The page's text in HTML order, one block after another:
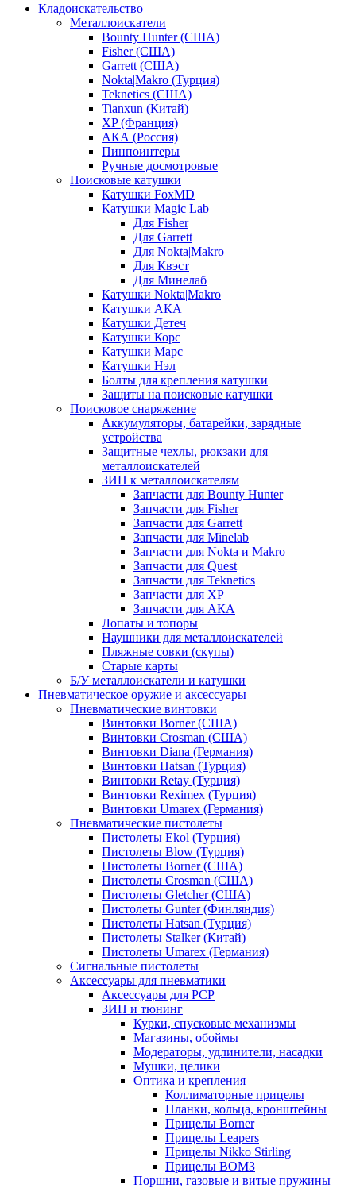
Кладоискательство
Металлоискатели
Bounty Hunter (США)
Fisher (США)
Garrett (США)
Nokta|Makro (Турция)
Teknetics (США)
Tianxun (Китай)
XP (Франция)
АКА (Россия)
Пинпоинтеры
Ручные досмотровые
Поисковые катушки
Катушки FoxMD
Катушки Magic Lab
Для Fisher
Для Garrett
Для Nokta|Makro
Для Квэст
Для Минелаб
Катушки Nokta|Makro
Катушки АКА
Катушки Детеч
Катушки Корс
Катушки Марс
Катушки Нэл
Болты для крепления катушки
Защиты на поисковые катушки
Поисковое снаряжение
Аккумуляторы, батарейки, зарядные
устройства
Защитные чехлы, рюкзаки для
металлоискателей
ЗИП к металлоискателям
Запчасти для Bounty Hunter
Запчасти для Fisher
Запчасти для Garrett
Запчасти для Minelab
Запчасти для Nokta и Makro
Запчасти для Quest
Запчасти для Teknetics
Запчасти для XP
Запчасти для АКА
Лопаты и топоры
Наушники для металлоискателей
Пляжные совки (скупы)
Старые карты
Б/У металлоискатели и катушки
Пневматическое оружие и аксессуары
Пневматические винтовки
Винтовки Borner (США)
Винтовки Crosman (США)
Винтовки Diana (Германия)
Винтовки Hatsan (Турция)
Винтовки Retay (Турция)
Винтовки Reximex (Турция)
Винтовки Umarex (Германия)
Пневматические пистолеты
Пистолеты Ekol (Турция)
Пистолеты Blow (Турция)
Пистолеты Borner (США)
Пистолеты Crosman (США)
Пистолеты Gletcher (США)
Пистолеты Gunter (Финляндия)
Пистолеты Hatsan (Турция)
Пистолеты Stalker (Китай)
Пистолеты Umarex (Германия)
Сигнальные пистолеты
Аксессуары для пневматики
Аксессуары для PCP
ЗИП и тюнинг
Курки, спусковые механизмы
Магазины, обоймы
Модераторы, удлинители, насадки
Мушки, целики
Оптика и крепления
Коллиматорные прицелы
Планки, кольца, кронштейны
Прицелы Borner
Прицелы Leapers
Прицелы Nikko Stirling
Прицелы ВОМЗ
Поршни, газовые и витые пружины